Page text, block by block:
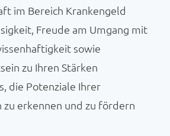
im Bereich Krankengeld
Freude am Umgang mit
sowie
zu Ihren Stärken
die Potenziale Ihrer
erkennen und zu fördern